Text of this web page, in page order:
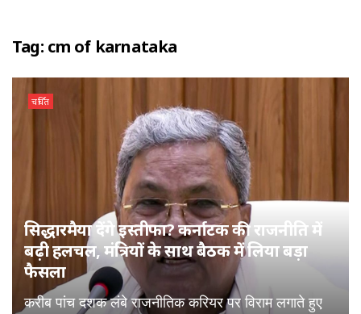
Tag: cm of karnataka
चर्चित
सिद्धारमैया देंगे इस्तीफा? कर्नाटक की राजनीति में
बढ़ी हलचल, मंत्रियों के साथ बैठक में लिया बड़ा
फैसला
करीब पांच दशक लंबे राजनीतिक करियर पर विराम लगाते हुए